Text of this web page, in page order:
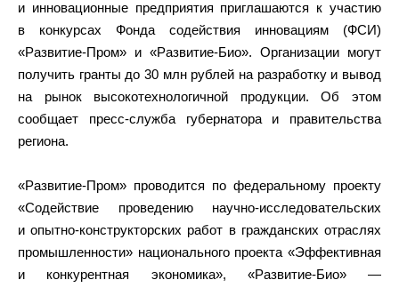
и инновационные предприятия приглашаются к участию
в конкурсах Фонда содействия инновациям (ФСИ)
«Развитие-Пром» и «Развитие-Био». Организации могут
получить гранты до 30 млн рублей на разработку и вывод
на рынок высокотехнологичной продукции. Об этом
сообщает пресс-служба губернатора и правительства
региона.
«Развитие-Пром» проводится по федеральному проекту
«Содействие проведению научно-исследовательских
и опытно-конструкторских работ в гражданских отраслях
промышленности» национального проекта «Эффективная
и конкурентная экономика», «Развитие-Био» —